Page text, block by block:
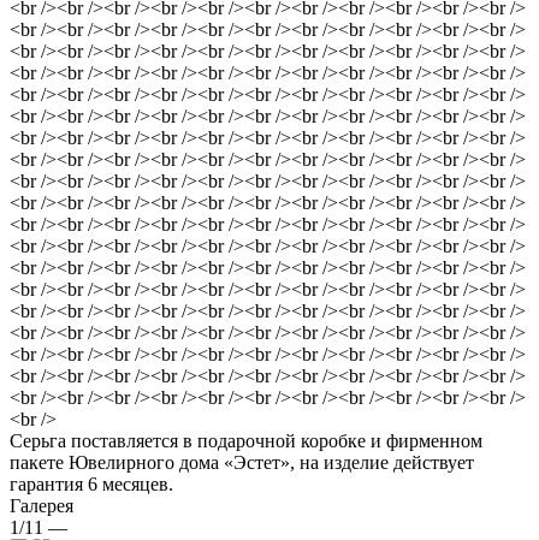
<br /><br /><br /><br /><br /><br /><br /><br /><br /><br /><br />
<br /><br /><br /><br /><br /><br /><br /><br /><br /><br /><br />
<br /><br /><br /><br /><br /><br /><br /><br /><br /><br /><br />
<br /><br /><br /><br /><br /><br /><br /><br /><br /><br /><br />
<br /><br /><br /><br /><br /><br /><br /><br /><br /><br /><br />
<br /><br /><br /><br /><br /><br /><br /><br /><br /><br /><br />
<br /><br /><br /><br /><br /><br /><br /><br /><br /><br /><br />
<br /><br /><br /><br /><br /><br /><br /><br /><br /><br /><br />
<br /><br /><br /><br /><br /><br /><br /><br /><br /><br /><br />
<br /><br /><br /><br /><br /><br /><br /><br /><br /><br /><br />
<br /><br /><br /><br /><br /><br /><br /><br /><br /><br /><br />
<br /><br /><br /><br /><br /><br /><br /><br /><br /><br /><br />
<br /><br /><br /><br /><br /><br /><br /><br /><br /><br /><br />
<br /><br /><br /><br /><br /><br /><br /><br /><br /><br /><br />
<br /><br /><br /><br /><br /><br /><br /><br /><br /><br /><br />
<br /><br /><br /><br /><br /><br /><br /><br /><br /><br /><br />
<br /><br /><br /><br /><br /><br /><br /><br /><br /><br /><br />
<br /><br /><br /><br /><br /><br /><br /><br /><br /><br /><br />
<br /><br /><br /><br /><br /><br /><br /><br /><br /><br /><br />
<br />
Серьга поставляется в подарочной коробке и фирменном
пакете Ювелирного дома «Эстет», на изделие действует
гарантия 6 месяцев.
Галерея
1/11 —